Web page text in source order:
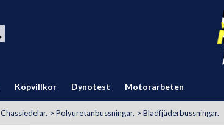
Köpvillkor Dynotest Motorarbeten
Chassiedelar. > Polyuretanbussningar. > Bladfjäderbussningar.